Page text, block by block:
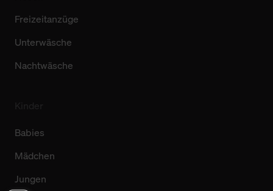
Freizeitanzüge
Unterwäsche
Nachtwäsche
Babies
Mädchen
Jungen